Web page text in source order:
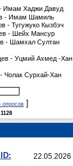
Имам Хаджи Давуд
- Имам Шамиль
- Тугужуко Кызбэч
- Шейх Мансур
- Шамхал Султан
- Уцмий Ахмед -Хан
Чолак Сурхай-Хан
опросов ]
1128
22.05.2026